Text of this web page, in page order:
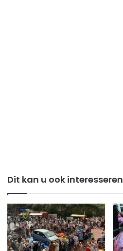
Dit kan u ook interesseren